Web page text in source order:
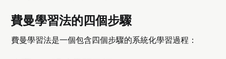
費曼學習法的四個步驟
費曼學習法是一個包含四個步驟的系統化學習過程：